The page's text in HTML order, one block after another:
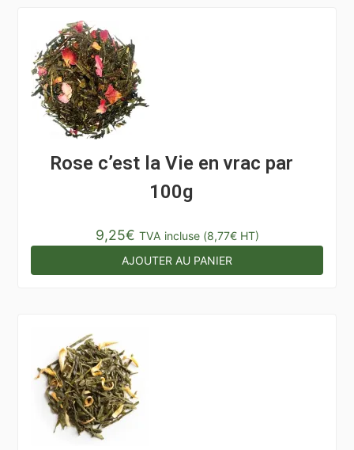
Rose c’est la Vie en vrac par
100g
9,25€ TVA incluse (8,77€HT)
AJOUTER AU PANIER